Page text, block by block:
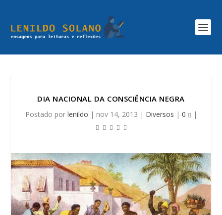
DIA NACIONAL DA CONSCIÊNCIA NEGRA
Postado por lenildo | nov 14, 2013 | Diversos | 0 |